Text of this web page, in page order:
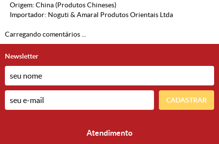
Origem: China (Produtos Chineses)
Importador: Noguti & Amaral Produtos Orientais Ltda
Carregando comentários ...
Newsletter
CADASTRAR
Atendimento